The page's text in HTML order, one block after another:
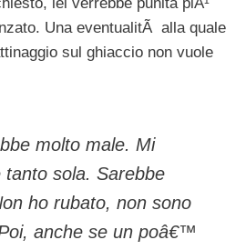
Una eventualitÃ alla quale
sul ghiaccio non vuole
molto male. Mi
tanto sola. Sarebbe
ho rubato, non sono
anche se un poâ€™